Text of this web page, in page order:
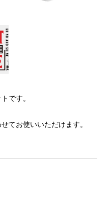
です。
てお使いいただけます。